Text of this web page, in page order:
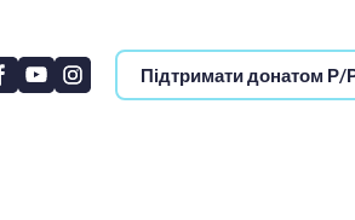
Підтримати донатом Р/